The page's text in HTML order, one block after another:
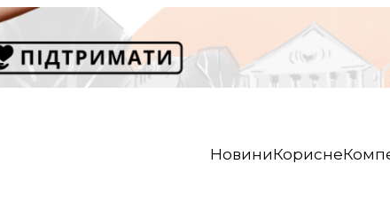
НовиниКорисне